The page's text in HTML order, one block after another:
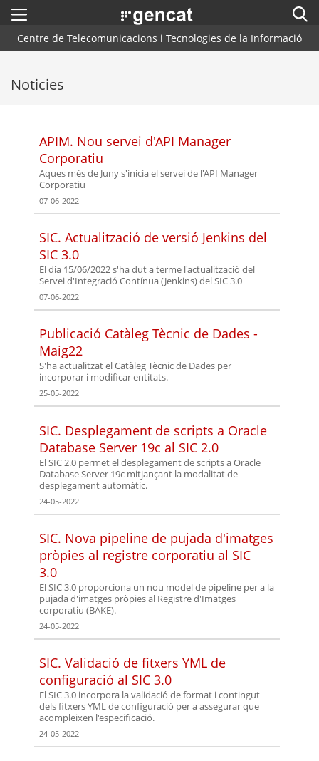
. Obre en una nova finestra.
Menú
Centre de Telecomunicacions i Tecnologies de la Informació
Inici
Arquitectura CTTI
Plataformes i Frameworks
Centres de Suport
Contacte
Noticies
APIM. Nou servei d'API Manager
Corporatiu
Aques més de Juny s'inicia el servei de l'API Manager
Corporatiu
07-06-2022
SIC. Actualització de versió Jenkins del
SIC 3.0
El dia 15/06/2022 s'ha dut a terme l'actualització del
Servei d'Integració Contínua (Jenkins) del SIC 3.0
07-06-2022
Publicació Catàleg Tècnic de Dades -
Maig22
S'ha actualitzat el Catàleg Tècnic de Dades per
incorporar i modificar entitats.
25-05-2022
SIC. Desplegament de scripts a Oracle
Database Server 19c al SIC 2.0
El SIC 2.0 permet el desplegament de scripts a Oracle
Database Server 19c mitjançant la modalitat de
desplegament automàtic.
24-05-2022
SIC. Nova pipeline de pujada d'imatges
pròpies al registre corporatiu al SIC
3.0
El SIC 3.0 proporciona un nou model de pipeline per a la
pujada d'imatges pròpies al Registre d'Imatges
corporatiu (BAKE).
24-05-2022
SIC. Validació de fitxers YML de
configuració al SIC 3.0
El SIC 3.0 incorpora la validació de format i contingut
dels fitxers YML de configuració per a assegurar que
acompleixen l'especificació.
24-05-2022